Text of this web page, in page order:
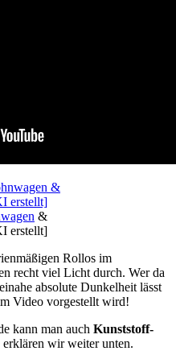
&
erstellt]
Rollos im
recht viel Licht durch. Wer da
absolute Dunkelheit lässt
Video vorgestellt wird!
kann man auch Kunststoff-
wir weiter unten.